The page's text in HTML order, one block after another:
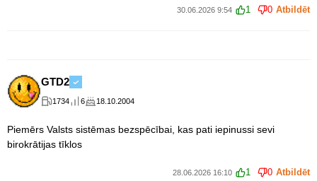
30.06.2026 9:54 1 0 Atbildēt
GTD2
1734 6 18.10.2004
Piemērs Valsts sistēmas bezspēcībai, kas pati iepinussi sevi
birokrātijas tīklos
28.06.2026 16:10 1 0 Atbildēt